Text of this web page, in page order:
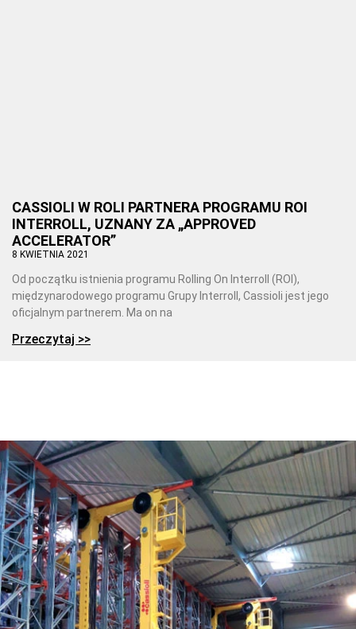
CASSIOLI W ROLI PARTNERA PROGRAMU ROI
INTERROLL, UZNANY ZA „APPROVED
ACCELERATOR”
8 KWIETNIA 2021
Od początku istnienia programu Rolling On Interroll (ROI),
międzynarodowego programu Grupy Interroll, Cassioli jest jego
oficjalnym partnerem. Ma on na
Przeczytaj >>